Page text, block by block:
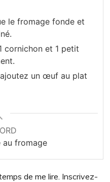
le fromage fonde et
cornichon et 1 petit
un œuf au plat
fromage
de me lire. Inscrivez-